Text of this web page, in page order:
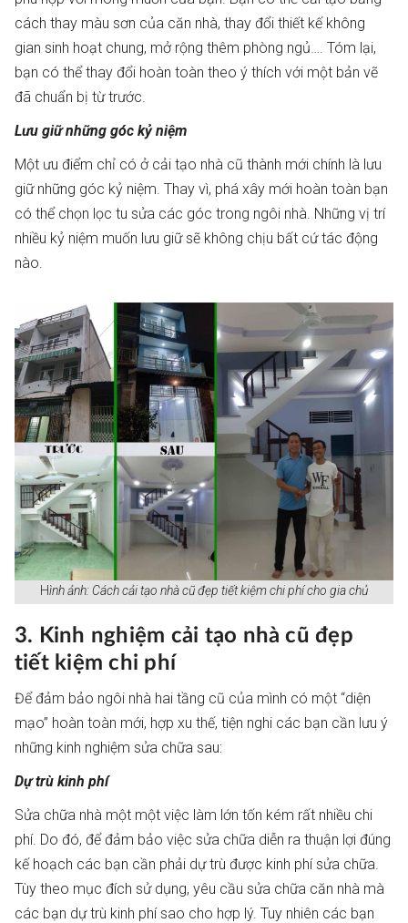
cách thay màu sơn của căn nhà, thay đổi thiết kế không
gian sinh hoạt chung, mở rộng thêm phòng ngủ…. Tóm lại,
bạn có thể thay đổi hoàn toàn theo ý thích với một bản vẽ
đã chuẩn bị từ trước.
Lưu giữ những góc kỷ niệm
Một ưu điểm chỉ có ở cải tạo nhà cũ thành mới chính là lưu
giữ những góc kỷ niệm. Thay vì, phá xây mới hoàn toàn bạn
có thể chọn lọc tu sửa các góc trong ngôi nhà. Những vị trí
nhiều kỷ niệm muốn lưu giữ sẽ không chịu bất cứ tác động
nào.
Hình ảnh: Cách cải tạo nhà cũ đẹp tiết kiệm chi phí cho gia chủ
3. Kinh nghiệm cải tạo nhà cũ đẹp
tiết kiệm chi phí
Để đảm bảo ngôi nhà hai tầng cũ của mình có một “diện
mạo” hoàn toàn mới, hợp xu thế, tiện nghi các bạn cần lưu ý
những kinh nghiệm sửa chữa sau:
Dự trù kinh phí
Sửa chữa nhà một một việc làm lớn tốn kém rất nhiều chi
phí. Do đó, để đảm bảo việc sửa chữa diễn ra thuận lợi đúng
kế hoạch các bạn cần phải dự trù được kinh phí sửa chữa.
Tùy theo mục đích sử dụng, yêu cầu sửa chữa căn nhà mà
các bạn dự trù kinh phí sao cho hợp lý. Tuy nhiên các bạn